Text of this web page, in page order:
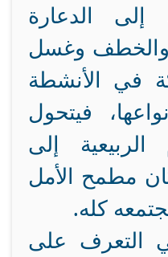
إلى الدعارة
والخطف وغسل
في الأنشطة
فيتحول
الربيعية إلى
مطمح الأمل
كله.
التعرف على